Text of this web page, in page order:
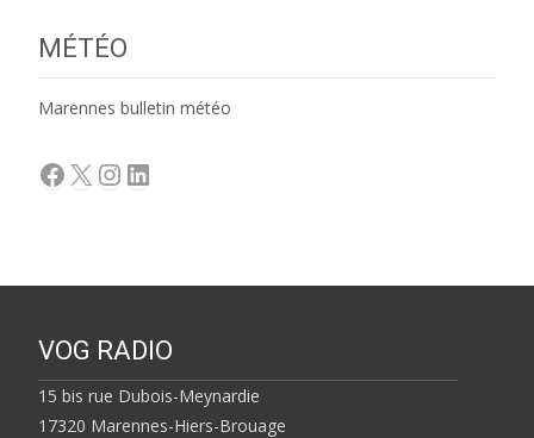
MÉTÉO
Marennes bulletin météo
Facebook
X Instagram
LinkedIn
VOG RADIO
15 bis rue Dubois-Meynardie
17320 Marennes-Hiers-Brouage